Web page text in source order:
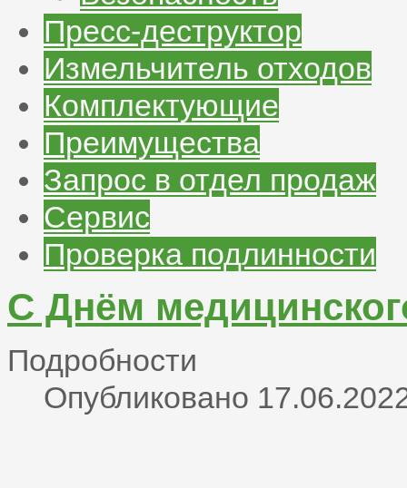
Пресс-деструктор
Измельчитель отходов
Комплектующие
Преимущества
Запрос в отдел продаж
Сервис
Проверка подлинности
С Днём
Подробности
Опубликовано